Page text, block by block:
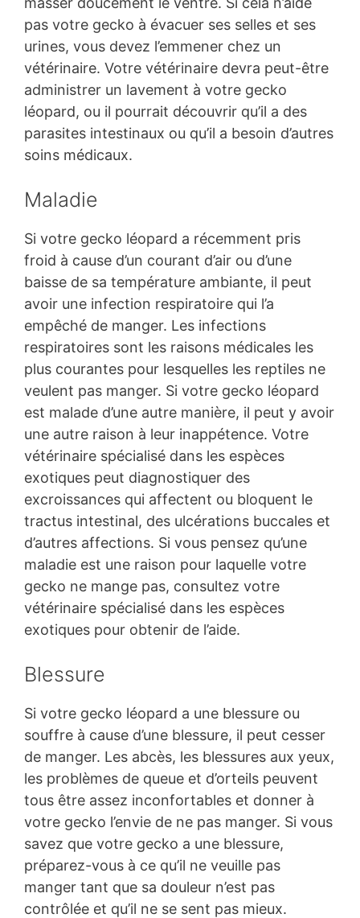
pas votre gecko à évacuer ses selles et ses
urines, vous devez l’emmener chez un
vétérinaire. Votre vétérinaire devra peut-être
administrer un lavement à votre gecko
léopard, ou il pourrait découvrir qu’il a des
parasites intestinaux ou qu’il a besoin d’autres
soins médicaux.
Maladie
Si votre gecko léopard a récemment pris
froid à cause d’un courant d’air ou d’une
baisse de sa température ambiante, il peut
avoir une infection respiratoire qui l’a
empêché de manger. Les infections
respiratoires sont les raisons médicales les
plus courantes pour lesquelles les reptiles ne
veulent pas manger. Si votre gecko léopard
est malade d’une autre manière, il peut y avoir
une autre raison à leur inappétence. Votre
vétérinaire spécialisé dans les espèces
exotiques peut diagnostiquer des
excroissances qui affectent ou bloquent le
tractus intestinal, des ulcérations buccales et
d’autres affections. Si vous pensez qu’une
maladie est une raison pour laquelle votre
gecko ne mange pas, consultez votre
vétérinaire spécialisé dans les espèces
exotiques pour obtenir de l’aide.
Blessure
Si votre gecko léopard a une blessure ou
souffre à cause d’une blessure, il peut cesser
de manger. Les abcès, les blessures aux yeux,
les problèmes de queue et d’orteils peuvent
tous être assez inconfortables et donner à
votre gecko l’envie de ne pas manger. Si vous
savez que votre gecko a une blessure,
préparez-vous à ce qu’il ne veuille pas
manger tant que sa douleur n’est pas
contrôlée et qu’il ne se sent pas mieux.